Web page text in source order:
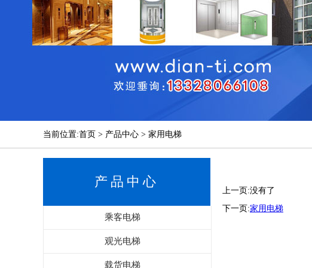
当前位置:首页 > 产品中心 > 家用电梯
产品中心
乘客电梯
观光电梯
载货电梯
上一页:没有了
下一页:家用电梯